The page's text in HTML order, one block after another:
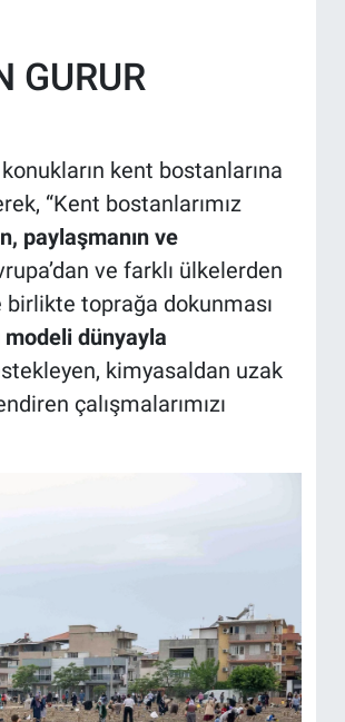
GURUR
kent bostanlarına
“Kent bostanlarımız
paylaşmanın ve
ve farklı ülkelerden
birlikte toprağa dokunması
modeli dünyayla
kimyasaldan uzak
çalışmalarımızı